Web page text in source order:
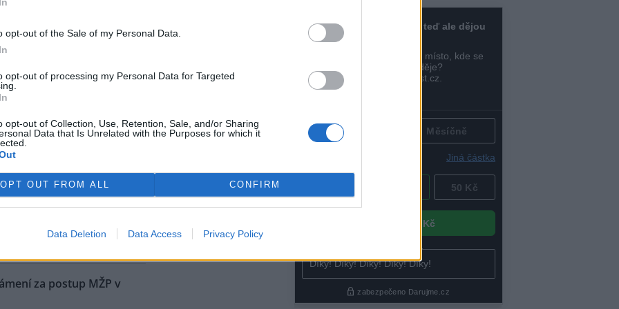
opt-out of the Sale of my Personal Data.
opt-out of processing my Personal Data for Targeted
opt-out of Collection, Use, Retention, Sale, and/or Sharing
Data that Is Unrelated with the Purposes for which it
OPT OUT FROM ALL CONFIRM
Data Deletion Data Access Privacy Policy
automobilka přijala
informací Škoda
trhu začínat na 1,15
na přelomu roku.
níž, než bývá v létě
vodní nádrže Vír na
je oproti běžnému stavu v
asi o osm metrů. Z vody už
i kamenné obruby kdysi
cesty. Nádrž je ale pořád
do vodáren, i když je letošní
řekl ČTK vedoucí hrázný
za postup MŽP v